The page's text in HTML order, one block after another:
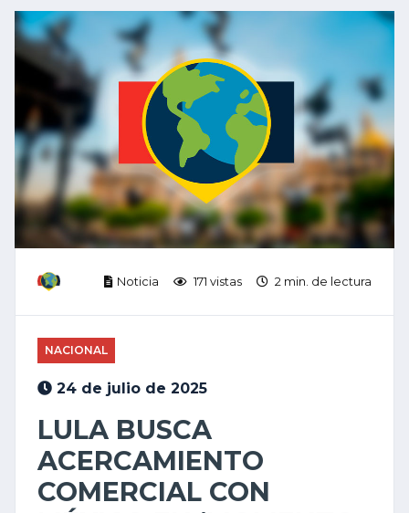
Noticia 171 vistas 2 min. de lectura
NACIONAL
24 de julio de 2025
LULA BUSCA
ACERCAMIENTO
COMERCIAL CON